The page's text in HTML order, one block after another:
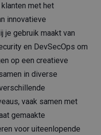
met het
innovatieve
je gebruik maakt van
en DevSecOps om
op een creatieve
in diverse
vaak samen met
gemaakte
voor uiteenlopende